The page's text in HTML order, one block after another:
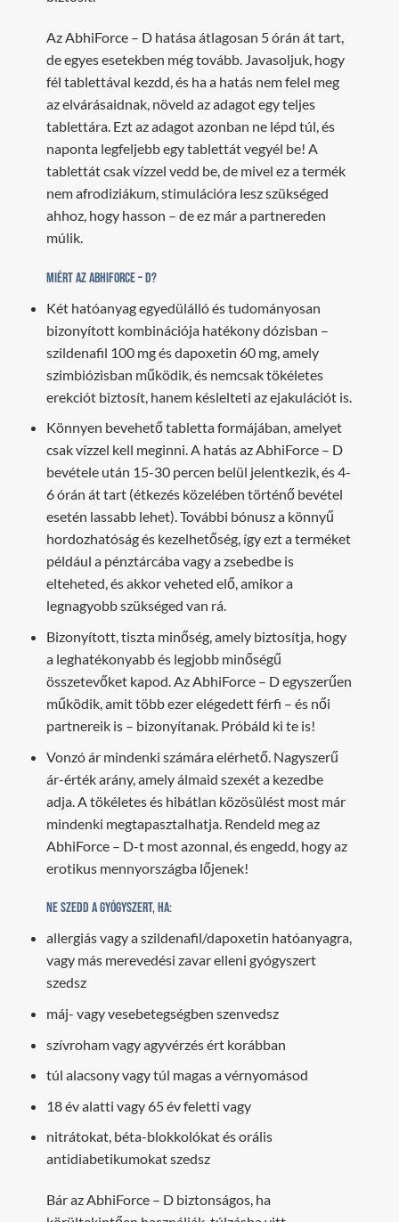
Az AbhiForce – D hatása átlagosan 5 órán át tart,
de egyes esetekben még tovább. Javasoljuk, hogy
fél tablettával kezdd, és ha a hatás nem felel meg
az elvárásaidnak, növeld az adagot egy teljes
tablettára. Ezt az adagot azonban ne lépd túl, és
naponta legfeljebb egy tablettát vegyél be! A
tablettát csak vízzel vedd be, de mivel ez a termék
nem afrodiziákum, stimulációra lesz szükséged
ahhoz, hogy hasson – de ez már a partnereden
múlik.
Miért az AbhiForce – D?
Két hatóanyag egyedülálló és tudományosan
bizonyított kombinációja hatékony dózisban –
szildenafil 100 mg és dapoxetin 60 mg, amely
szimbiózisban működik, és nemcsak tökéletes
erekciót biztosít, hanem késlelteti az ejakulációt is.
Könnyen bevehető tabletta formájában, amelyet
csak vízzel kell meginni. A hatás az AbhiForce – D
bevétele után 15-30 percen belül jelentkezik, és 4-
6 órán át tart (étkezés közelében történő bevétel
esetén lassabb lehet). További bónusz a könnyű
hordozhatóság és kezelhetőség, így ezt a terméket
például a pénztárcába vagy a zsebedbe is
elteheted, és akkor veheted elő, amikor a
legnagyobb szükséged van rá.
Bizonyított, tiszta minőség, amely biztosítja, hogy
a leghatékonyabb és legjobb minőségű
összetevőket kapod. Az AbhiForce – D egyszerűen
működik, amit több ezer elégedett férfi – és női
partnereik is – bizonyítanak. Próbáld ki te is!
Vonzó ár mindenki számára elérhető. Nagyszerű
ár-érték arány, amely álmaid szexét a kezedbe
adja. A tökéletes és hibátlan közösülést most már
mindenki megtapasztalhatja. Rendeld meg az
AbhiForce – D-t most azonnal, és engedd, hogy az
erotikus mennyországba lőjenek!
Ne szedd a gyógyszert, ha:
allergiás vagy a szildenafil/dapoxetin hatóanyagra,
vagy más merevedési zavar elleni gyógyszert
szedsz
máj- vagy vesebetegségben szenvedsz
szívroham vagy agyvérzés ért korábban
túl alacsony vagy túl magas a vérnyomásod
18 év alatti vagy 65 év feletti vagy
nitrátokat, béta-blokkolókat és orális
antidiabetikumokat szedsz
Bár az AbhiForce – D biztonságos, ha